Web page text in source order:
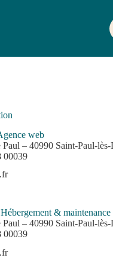
web
– 40990 Saint-Paul-
00039
Hébergement &
– 40990 Saint-Paul-
00039